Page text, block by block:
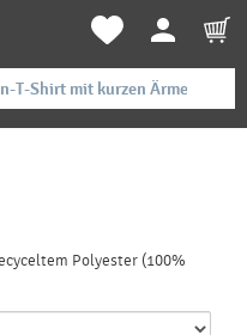
Polyester (100%